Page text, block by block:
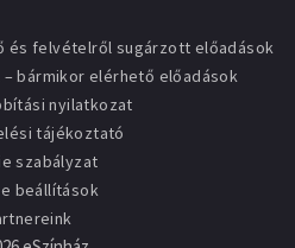
és felvételről sugárzott előadások
bármikor elérhető előadások
nyilatkozat
tájékoztató
szabályzat
beállítások